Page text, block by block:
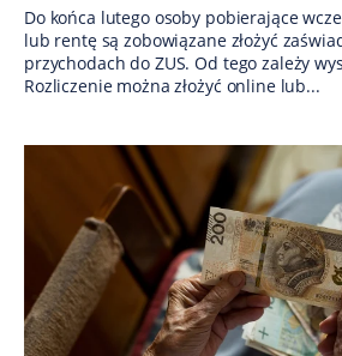
Do końca lutego osoby pobierające
lub rentę są zobowiązane złożyć
przychodach do ZUS. Od tego zależy
Rozliczenie można złożyć online lub...